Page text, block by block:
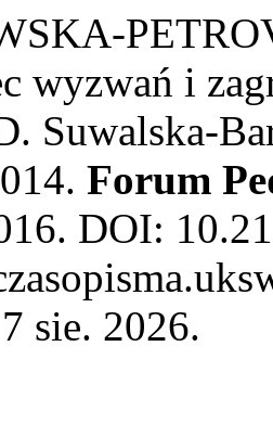
wyzwań i
Suwalska-
Forum
DOI:
sie. 2026.